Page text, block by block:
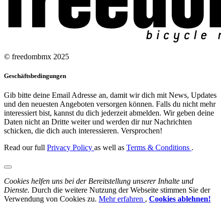
© freedombmx 2025
Geschäftsbedingungen
Gib bitte deine Email Adresse an, damit wir dich mit News, Updates
und den neuesten Angeboten versorgen können. Falls du nicht mehr
interessiert bist, kannst du dich jederzeit abmelden. Wir geben deine
Daten nicht an Dritte weiter und werden dir nur Nachrichten
schicken, die dich auch interessieren. Versprochen!
Read our full Privacy Policy as well as Terms & Conditions .
Cookies helfen uns bei der Bereitstellung unserer Inhalte und
Dienste. Durch die weitere Nutzung der Webseite stimmen Sie der
Verwendung von Cookies zu. Mehr erfahren , Cookies ablehnen!